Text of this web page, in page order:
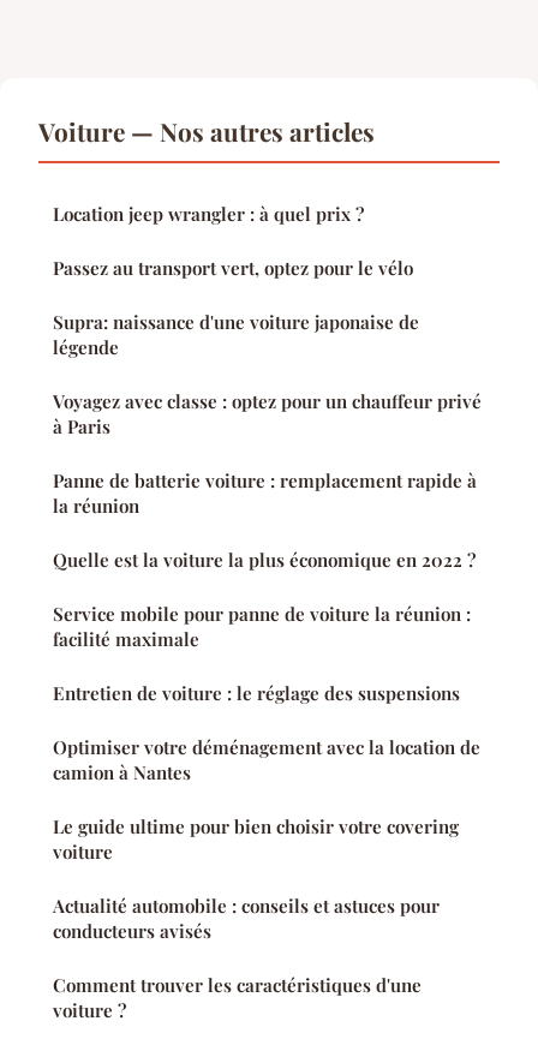
Voiture — Nos autres articles
Location jeep wrangler : à quel prix ?
Passez au transport vert, optez pour le vélo
Supra: naissance d'une voiture japonaise de
légende
Voyagez avec classe : optez pour un chauffeur privé
à Paris
Panne de batterie voiture : remplacement rapide à
la réunion
Quelle est la voiture la plus économique en 2022 ?
Service mobile pour panne de voiture la réunion :
facilité maximale
Entretien de voiture : le réglage des suspensions
Optimiser votre déménagement avec la location de
camion à Nantes
Le guide ultime pour bien choisir votre covering
voiture
Actualité automobile : conseils et astuces pour
conducteurs avisés
Comment trouver les caractéristiques d'une
voiture ?